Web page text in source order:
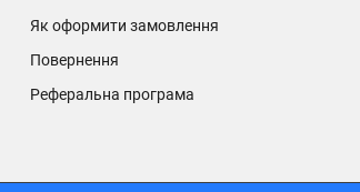
Як оформити замовлення
Повернення
Реферальна програма